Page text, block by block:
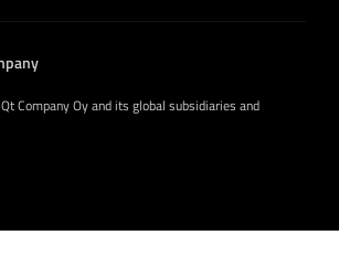
Company Oy and its global subsidiaries and